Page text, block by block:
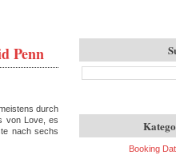
Penn
durch
von Love, es
nach sechs
Booking